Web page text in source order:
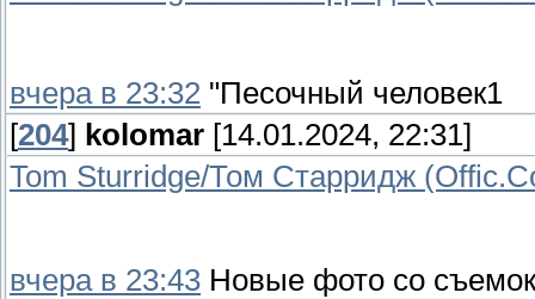
вчера в 23:32 "Песочный человек1
[204] kolomar [14.01.2024, 22:31]
Tom Sturridge/Том Старридж
вчера в 23:43 Новые фото со съемок